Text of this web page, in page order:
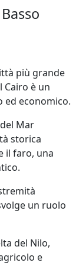
più grande
Cairo è un
economico.
Mar
storica
il faro, una
un ruolo
del Nilo,
e